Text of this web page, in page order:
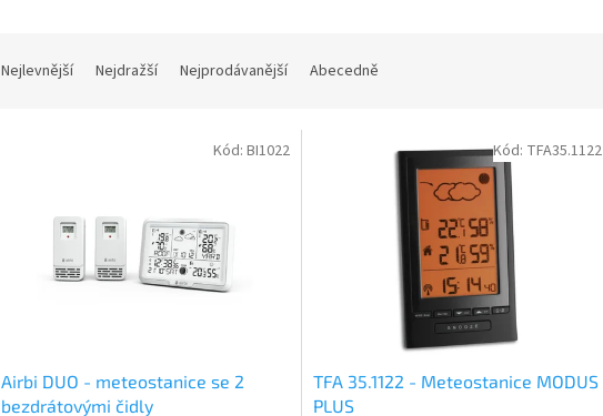
Nejlevnější Nejdražší Nejprodávanější Abecedně
Airbi DUO - meteostanice se 2
bezdrátovými čidly
Kód: BI1022
TFA 35.1122 - Meteostanice MODUS
PLUS
Kód: TFA35.1122